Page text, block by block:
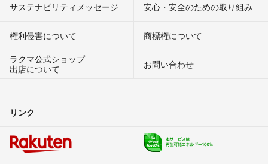
サステナビリティメッセージ 安心・安全のための取り組み
権利侵害について
商標権について
ラクマ公式ショップ
出店について
お問い合わせ
リンク